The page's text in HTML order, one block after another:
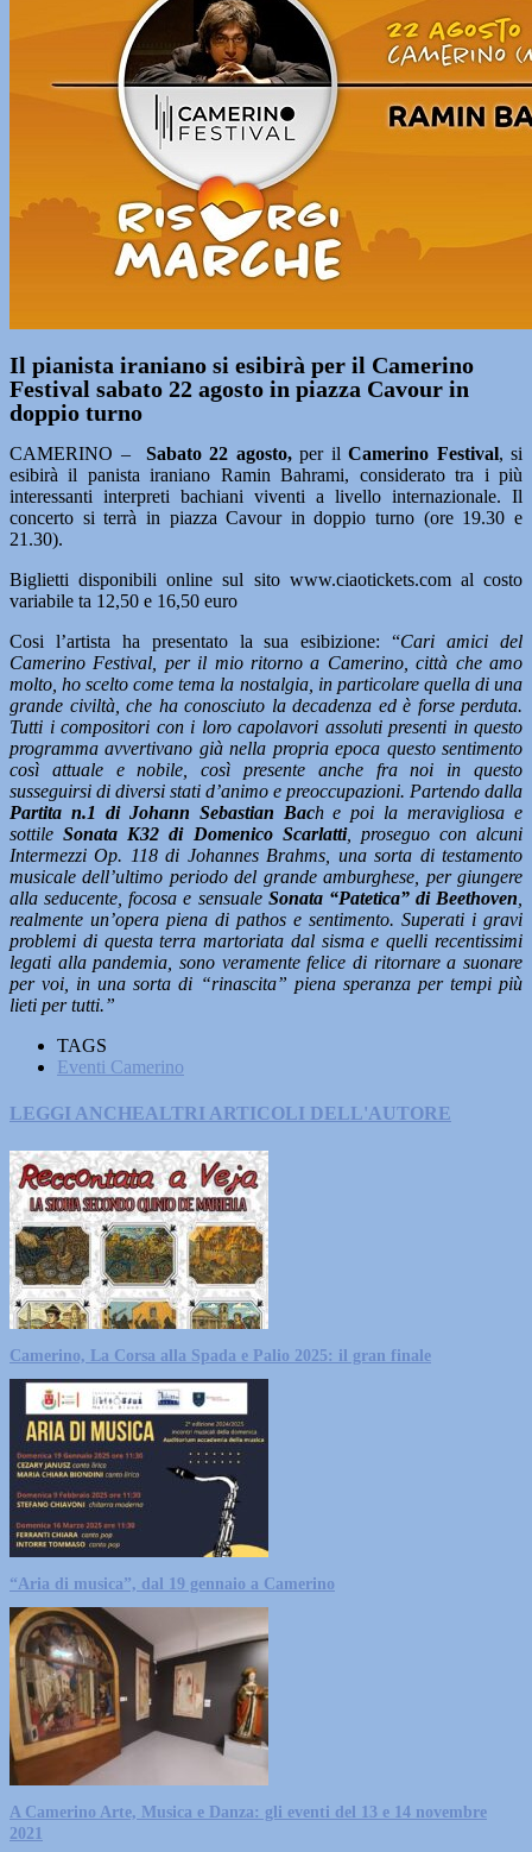
Il pianista iraniano si esibirà per il Camerino
Festival sabato 22 agosto in piazza Cavour in
doppio turno
CAMERINO – Sabato 22 agosto,per il Camerino Festival, si
esibirà il panista iraniano Ramin Bahrami, considerato tra i più
interessanti interpreti bachiani viventi a livello internazionale. Il
concerto si terrà in piazza Cavour in doppio turno (ore 19.30 e
21.30).
Biglietti disponibili online sul sito www.ciaotickets.com al costo
variabile ta 12,50 e 16,50 euro
Cosi l’artista ha presentato la sua esibizione: “Cari amici del
Camerino Festival, per il mio ritorno a Camerino, città che amo
molto, ho scelto come tema la nostalgia, in particolare quella di una
grande civiltà, che ha conosciuto la decadenza ed è forse perduta.
Tutti i compositori con i loro capolavori assoluti presenti in questo
programma avvertivano già nella propria epoca questo sentimento
così attuale e nobile, così presente anche fra noi in questo
susseguirsi di diversi stati d’animo e preoccupazioni. Partendo dalla
Partita n.1 di Johann Sebastian Bach e poi la meravigliosa e
sottile Sonata K32 di Domenico Scarlatti, proseguo con alcuni
Intermezzi Op. 118 di Johannes Brahms, una sorta di testamento
musicale dell’ultimo periodo del grande amburghese, per giungere
alla seducente, focosa e sensuale Sonata “Patetica” di Beethoven
realmente un’opera piena di pathos e sentimento. Superati i gravi
problemi di questa terra martoriata dal sisma e quelli recentissimi
legati alla pandemia, sono veramente felice di ritornare a suonare
per voi, in una sorta di “rinascita” piena speranza per tempi più
lieti per tutti.”
TAGS
Eventi Camerino
LEGGI ANCHEALTRI ARTICOLI DELL'AUTORE
Camerino, La Corsa alla Spada e Palio 2025: il gran finale
“Aria di musica”, dal 19 gennaio a Camerino
A Camerino Arte, Musica e Danza: gli eventi del 13 e 14 novembre
2021